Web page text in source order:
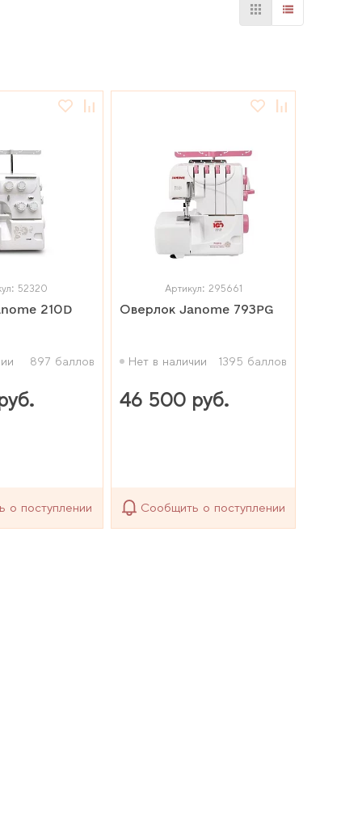
52320
210D
897 баллов
о поступлении
Артикул: 295661
Оверлок Janome 793PG
Нет в наличии 1395 баллов
46 500 руб.
Сообщить о поступлении